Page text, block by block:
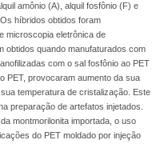
amônio (A), alquil fosfônio (F) e
híbridos obtidos foram
microscopia eletrônica de
obtidos quando manufaturados com
com o sal fosfônio ao PET
PET, provocaram aumento da sua
temperatura de cristalização. Este
preparação de artefatos injetados.
montmorilonita importada, o uso
do PET moldado por injeção